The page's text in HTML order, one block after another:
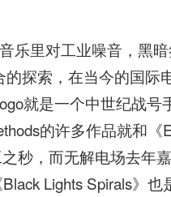
乐里对工业噪音，黑暗
的探索，在当今的国际
就是一个中世纪战号
的许多作品就和《
秒，而无解电场去年
Lights Spirals》也